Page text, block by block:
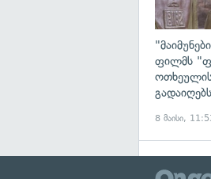
ფილმს
გადაიღებს
8 მაისი,